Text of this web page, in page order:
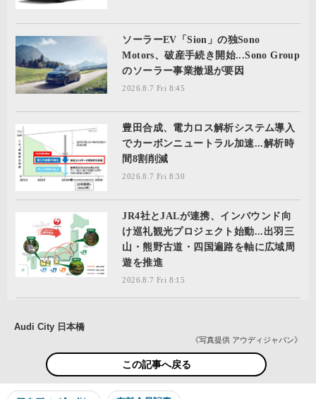
ソーラーEV「Sion」の独Sono
Motors、破産手続き開始...Sono Group
のソーラー事業撤退が要因
2026.8.7 Fri 8:45
豊田合成、電力ロス解析システム導入
でカーボンニュートラル加速...解析時
間8割削減
2026.8.7 Fri 8:30
JR4社とJALが連携、インバウンド向
け巡礼観光プロジェクト始動...出羽三
山・熊野古道・四国遍路を軸に広域周
遊を推進
2026.8.7 Fri 8:15
《写真提供 アウディジャパン》
Audi City 日本橋
この記事へ戻る